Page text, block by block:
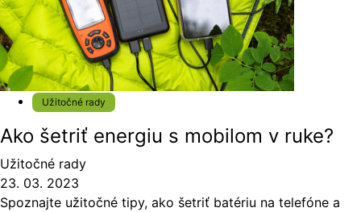
Užitočné rady
Ako šetriť energiu s mobilom v ruke?
Užitočné rady
23. 03. 2023
Spoznajte užitočné tipy, ako šetriť batériu na telefóne a